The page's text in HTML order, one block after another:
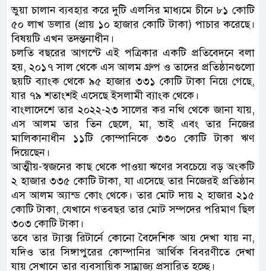
ভুয়া চালান ব্যবহার করে দুটি এলসির মাধ্যমে চীনে ৮১ কোটি
৫০ লাখ ডলার (প্রায় ১০ হাজার কোটি টাকা) পাচার করেছে।
বিষয়টি এখন তদন্তনাধীন।
চলতি বছরের আগস্টে এই পত্রিকার একটি প্রতিবেদনে বলা
হয়, ২০১৭ সাল থেকে এস আলম গ্রুপ ও তাদের প্রতিষ্ঠানগুলো
ছয়টি ব্যাংক থেকে ৯৫ হাজার ৩৩১ কোটি টাকা নিয়ে গেছে,
যার ৭৯ শতাংশই এসেছে ইসলামী ব্যাংক থেকে।
বাংলাদেশে তার ২০২২-২৩ সালের কর নথি থেকে জানা যায়,
এস আলম তার তিন ছেলে, মা, ভাই এবং তার নিজের
মালিকানাধীন ১১টি কোম্পানিকে ৩৩০ কোটি টাকা ঋণ
দিয়েছেন।
আত্মীয়-স্বজনের কাছ থেকে পাওয়া ঋণের সবচেয়ে বড় অংকটি
২ হাজার ৩৩৫ কোটি টাকা, যা এসেছে তার নিজেরই প্রতিষ্ঠান
এস আলম অ্যান্ড কোং থেকে। তার মোট দায় ২ হাজার ২১৫
কোটি টাকা, যেখানে গতবছর তার মোট সম্পদের পরিমাণ ছিল
৩০৩ কোটি টাকা।
তবে তার ট্যাক্স রিটার্নে কোনো বৈদেশিক আয় দেখা যায় না,
যদিও তার সিঙ্গাপুরের কোম্পানির আর্থিক বিবরণীতে দেখা
যায় সেখানে তার ব্যবসায়িক সাম্রাজ্য প্রসারিত হচ্ছে।